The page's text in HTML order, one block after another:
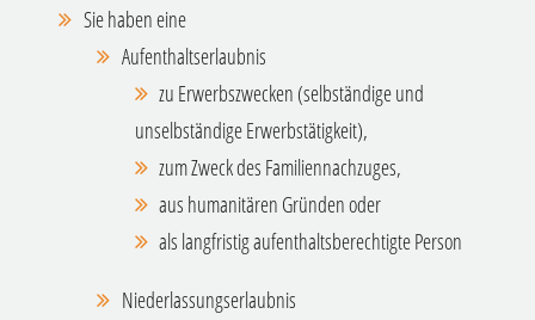
Sie haben eine
Aufenthaltserlaubnis
zu Erwerbszwecken (selbständige und
unselbständige Erwerbstätigkeit),
zum Zweck des Familiennachzuges,
aus humanitären Gründen oder
als langfristig aufenthaltsberechtigte Person
Niederlassungserlaubnis